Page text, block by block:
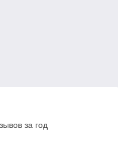
за год